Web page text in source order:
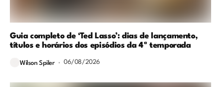
Guia completo de ‘Ted Lasso’: dias de lançamento,
títulos e horários dos episódios da 4ª temporada
Wilson Spiler 06/08/2026